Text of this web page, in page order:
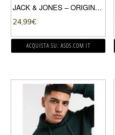
JACK & JONES – ORIGINALS – FELPA GIROCOLLO KAKI CON LOGO-VERDE
24,99€
ACQUISTA SU: ASOS.COM IT